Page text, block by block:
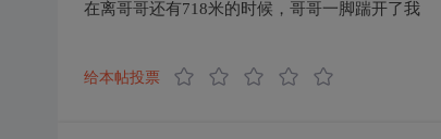
在离哥哥还有718米的时候，哥哥一脚踹开了我
给本帖投票